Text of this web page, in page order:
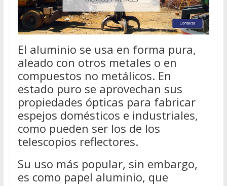
El aluminio se usa en forma pura,
aleado con otros metales o en
compuestos no metálicos. En
estado puro se aprovechan sus
propiedades ópticas para fabricar
espejos domésticos e industriales,
como pueden ser los de los
telescopios reflectores.
Su uso más popular, sin embargo,
es como papel aluminio, que